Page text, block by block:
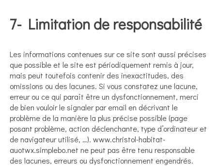
7- Limitation de responsabilité
Les informations contenues sur ce site sont aussi précises
que possible et le site est périodiquement remis à jour,
mais peut toutefois contenir des inexactitudes, des
omissions ou des lacunes. Si vous constatez une lacune,
erreur ou ce qui paraît être un dysfonctionnement, merci
de bien vouloir le signaler par email en décrivant le
problème de la manière la plus précise possible (page
posant problème, action déclenchante, type d’ordinateur et
de navigateur utilisé, …). www.christol-habitat-
auotwx.simplebo.net ne peut pas être tenu responsable
des lacunes, erreurs ou dysfonctionnement engendrés.